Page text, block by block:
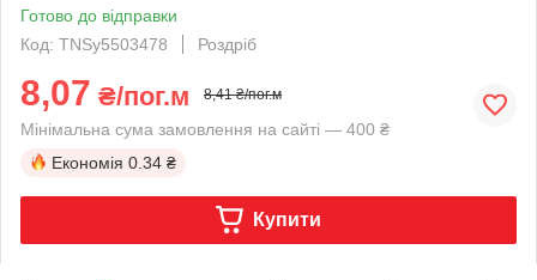
Готово до відправки
Код: TNSy5503478
Роздріб
8,07 ₴/пог.м 8,41 ₴/пог.м
Мінімальна сума замовлення на сайті — 400 ₴
Економія 0.34 ₴
Купити